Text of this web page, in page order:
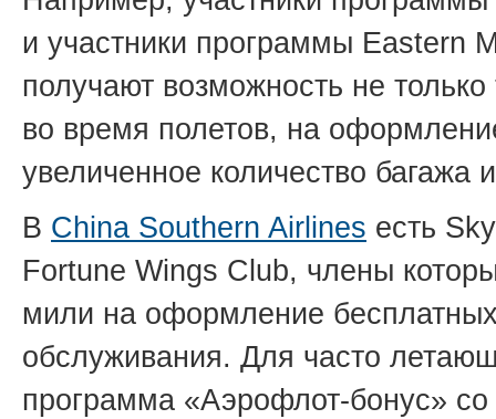
и участники программы Eastern
получают возможность не
во время полетов, на
увеличенное количество багажа
В China Southern Airlines есть
Fortune Wings Club, члены
мили на оформление
обслуживания. Для часто
программа «Аэрофлот-бонус»